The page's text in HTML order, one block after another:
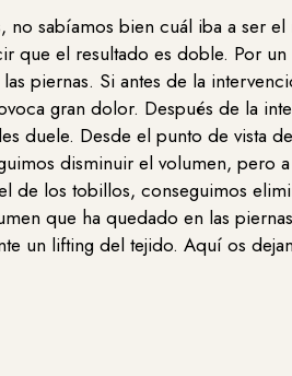
sabíamos bien cuál iba a ser
el resultado es doble. Por
piernas. Si antes de la
gran dolor. Después de la
duele. Desde el punto de vista
disminuir el volumen, pero
de los tobillos, conseguimos
que ha quedado en las
un lifting del tejido. Aquí os